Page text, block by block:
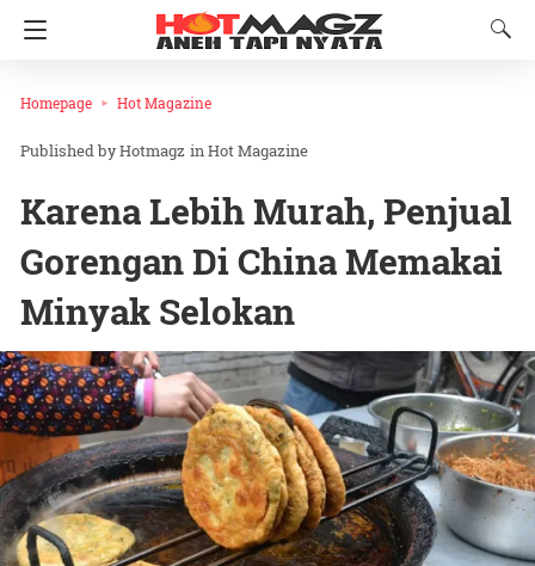
Homepage Hot Magazine
Hotmagz inHot Magazine
Karena Lebih Murah, Penjual
Gorengan Di China Memakai
Minyak Selokan